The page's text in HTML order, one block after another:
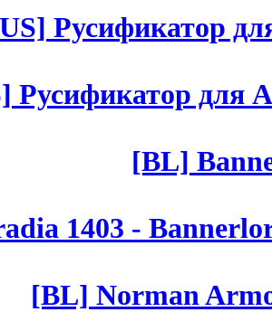
Русификатор
Русификатор для
[BL]
1403 -
[BL] Norman